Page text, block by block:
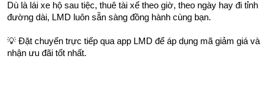
Dù là lái xe hộ sau tiệc, thuê tài xế theo giờ, theo ngày hay đi tỉnh
đường dài, LMD luôn sẵn sàng đồng hành cùng bạn.
💡 Đặt chuyến trực tiếp qua app LMD để áp dụng mã giảm giá và
nhận ưu đãi tốt nhất.